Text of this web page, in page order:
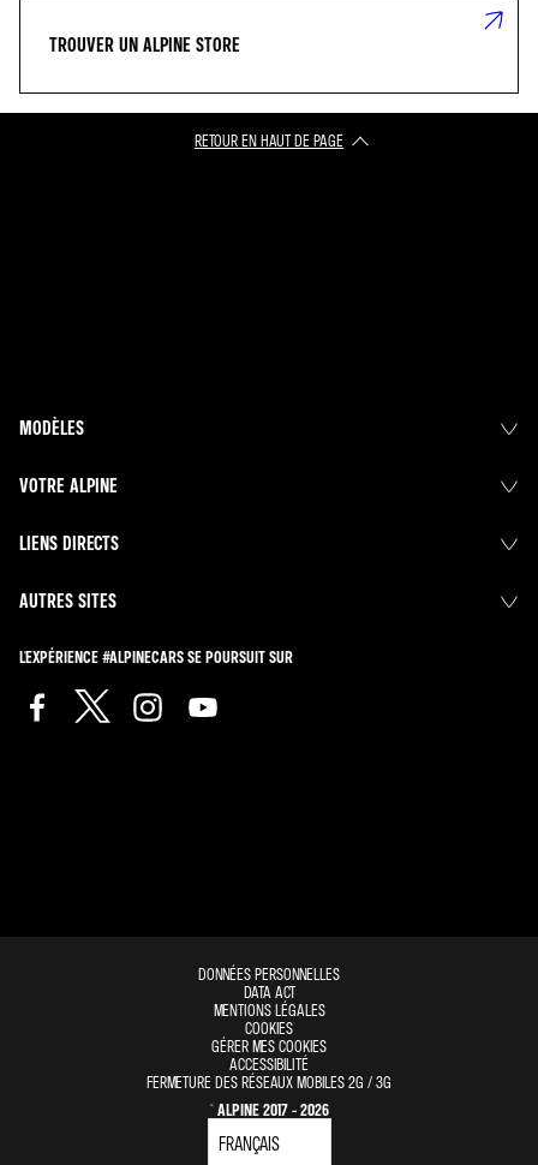
TROUVER UN ALPINE STORE
RETOUR EN HAUT DE PAGE​
MODÈLES
VOTRE ALPINE
LIENS DIRECTS
AUTRES SITES
L'EXPÉRIENCE #ALPINECARS SE POURSUIT SUR
DONNÉES PERSONNELLES
DATA ACT
MENTIONS LÉGALES
COOKIES
GÉRER MES COOKIES
ACCESSIBILITÉ
FERMETURE DES RÉSEAUX MOBILES 2G / 3G
© ALPINE 2017 - 2026